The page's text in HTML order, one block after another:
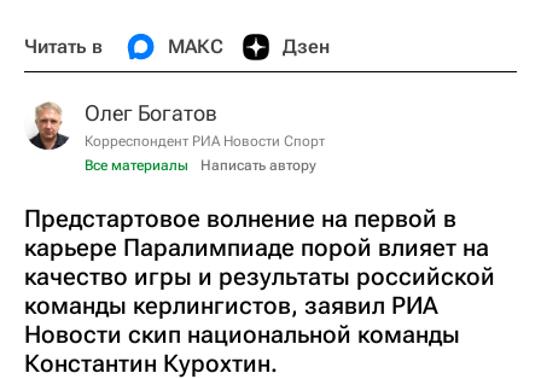
Читать в МАКС Дзен
Олег Богатов
Корреспондент РИА Новости Спорт
Все материалы
Написать автору
Предстартовое волнение на первой в
карьере Паралимпиаде порой влияет на
качество игры и результаты российской
команды керлингистов, заявил РИА
Новости скип национальной команды
Константин Курохтин.